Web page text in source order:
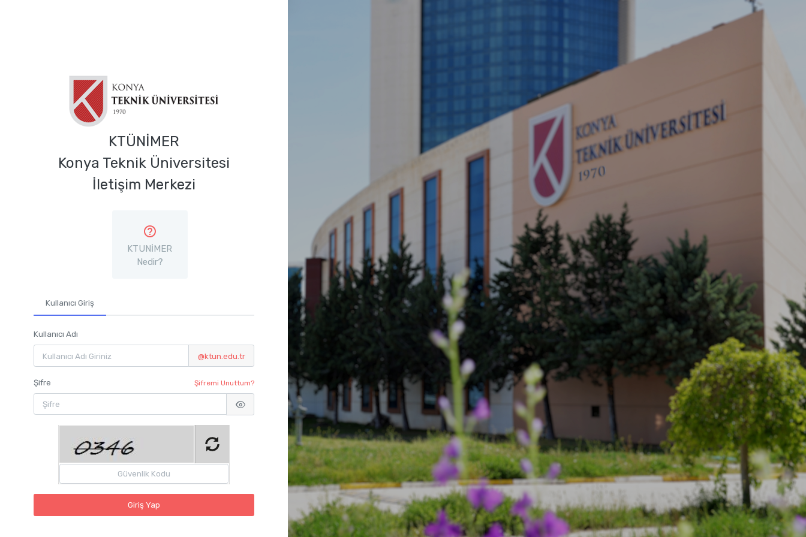
KTÜNİMER
Konya Teknik Üniversitesi
İletişim Merkezi
KTUNİMER
Nedir?
Kullanıcı Giriş
Kullanıcı Adı
@ktun.edu.tr
Şifremi Unuttum?
Şifre
Giriş Yap